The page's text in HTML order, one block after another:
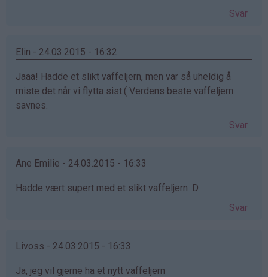
Svar
Elin - 24.03.2015 - 16:32
Jaaa! Hadde et slikt vaffeljern, men var så uheldig å
miste det når vi flytta sist:( Verdens beste vaffeljern
savnes.
Svar
Ane Emilie - 24.03.2015 - 16:33
Hadde vært supert med et slikt vaffeljern :D
Svar
Livoss - 24.03.2015 - 16:33
Ja, jeg vil gjerne ha et nytt vaffeljern